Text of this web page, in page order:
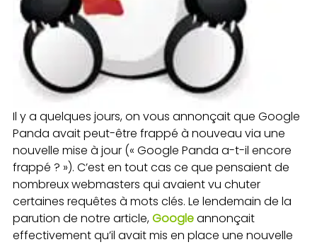
Il y a quelques jours, on vous annonçait que Google
Panda avait peut-être frappé à nouveau via une
nouvelle mise à jour (« Google Panda a-t-il encore
frappé ? »). C’est en tout cas ce que pensaient de
nombreux webmasters qui avaient vu chuter
certaines requêtes à mots clés. Le lendemain de la
parution de notre article,Googleannonçait
effectivement qu’il avait mis en place une nouvelle